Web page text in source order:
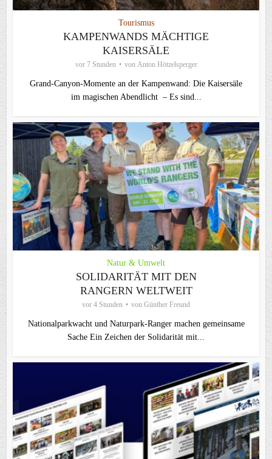
Tourismus
KAMPENWANDS MÄCHTIGE
KAISERSÄLE
vor 7 Stunden von Anton Hötzelsperger
Grand-Canyon-Momente an der Kampenwand: Die Kaisersäle
im magischen Abendlicht – Es sind...
Natur & Umwelt
SOLIDARITÄT MIT DEN
RANGERN WELTWEIT
vor 4 Stunden von Günther Freund
Nationalparkwacht und Naturpark-Ranger machen gemeinsame
Sache Ein Zeichen der Solidarität mit...